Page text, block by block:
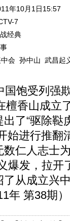
年10月1日15:57
7
经典
中会 孙中山 武昌起
饱受列强
檀香山成立
了“驱除鞑
始进行推翻
仁人志士
爆发，拉开
从成立兴
年 第38期）